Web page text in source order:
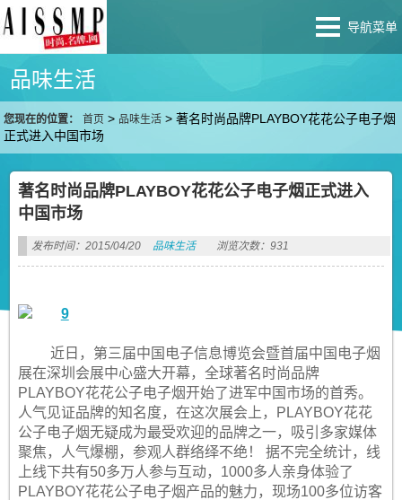
导航菜单
品味生活
您现在的位置： 首页 > 品味生活 >著名时尚品牌PLAYBOY花花公子电子烟
正式进入中国市场
著名时尚品牌PLAYBOY花花公子电子烟正式进入
中国市场
发布时间：2015/04/20 品味生活 浏览次数：931
近日，第三届中国电子信息博览会暨首届中国电子烟
展在深圳会展中心盛大开幕，全球著名时尚品牌
PLAYBOY花花公子电子烟开始了进军中国市场的首秀。
人气见证品牌的知名度，在这次展会上，PLAYBOY花花
公子电子烟无疑成为最受欢迎的品牌之一，吸引多家媒体
聚焦，人气爆棚，参观人群络绎不绝！ 据不完全统计，线
上线下共有50多万人参与互动，1000多人亲身体验了
PLAYBOY花花公子电子烟产品的魅力，现场100多位访客